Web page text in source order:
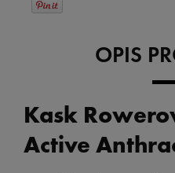
OPIS
Kask
Active